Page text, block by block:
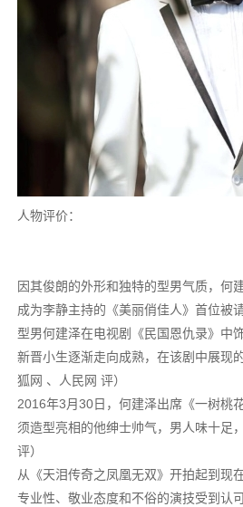
人物评价：
因其俊朗的外形和独特的型男气质，何
成为李静主持的《美丽俏佳人》首位被
型男何建泽在电视剧《民国恩仇录》中
新晋小生逐渐走向成熟，在该剧中展现
狐网 、人民网 评）
2016年3月30日，何建泽出席《一树桃
须造型亮相的他绅士帅气，男人味十足
评）
从《天泪传奇之凤凰无双》开拍起到现
专业性、敬业态度和不俗的演技受到认